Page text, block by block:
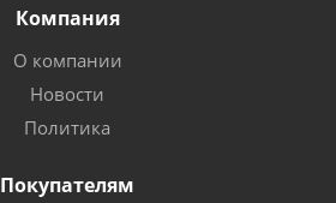
Компания
О компании
Новости
Политика
Покупателям